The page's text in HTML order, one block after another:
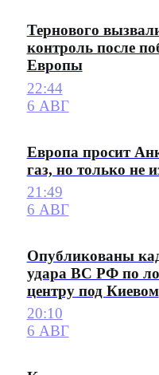
Тернового
контроль после
Европы
22:44
6 АВГ
Европа просит
газ, но только не
21:49
6 АВГ
Опубликованы
удара ВС РФ по
центру под Киевом
20:10
6 АВГ